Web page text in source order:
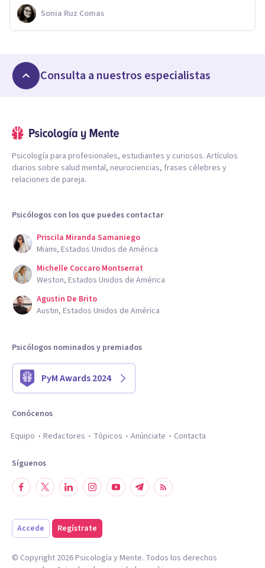
Sonia Ruz Comas
Consulta a nuestros especialistas
Psicología para profesionales, estudiantes y curiosos. Artículos
diarios sobre salud mental, neurociencias, frases célebres y
relaciones de pareja.
Psicólogos con los que puedes contactar
Priscila Miranda Samaniego
Miami, Estados Unidos de América
Michelle Coccaro Montserrat
Weston, Estados Unidos de América
Agustin De Brito
Austin, Estados Unidos de América
Psicólogos nominados y premiados
PyM Awards 2024
Conócenos
Equipo
Redactores Tópicos Anúnciate Contacta
Síguenos
Accede Regístrate
© Copyright 2026Psicología y Mente. Todos los derechos